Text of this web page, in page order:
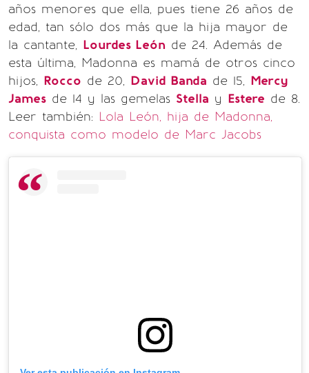
años menores que ella, pues tiene 26 años de
edad, tan sólo dos más que la hija mayor de
la cantante, Lourdes León de 24. Además de
esta última, Madonna es mamá de otros cinco
hijos, Rocco de 20, David Banda de 15, Mercy
James de 14 y las gemelas Stella y Estere de 8.
Leer también: Lola León, hija de Madonna,
conquista como modelo de Marc Jacobs